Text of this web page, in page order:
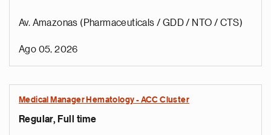
Av. Amazonas (Pharmaceuticals / GDD / NTO / CTS)
Ago 05, 2026
Medical Manager Hematology - ACC Cluster
Regular, Full time